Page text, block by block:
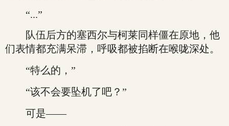
“...”
队伍后方的塞西尔与柯莱同样僵在原地，他
们表情都充满呆滞，呼吸都被掐断在喉咙深处。
“特么的，”
“该不会要坠机了吧？”
可是——